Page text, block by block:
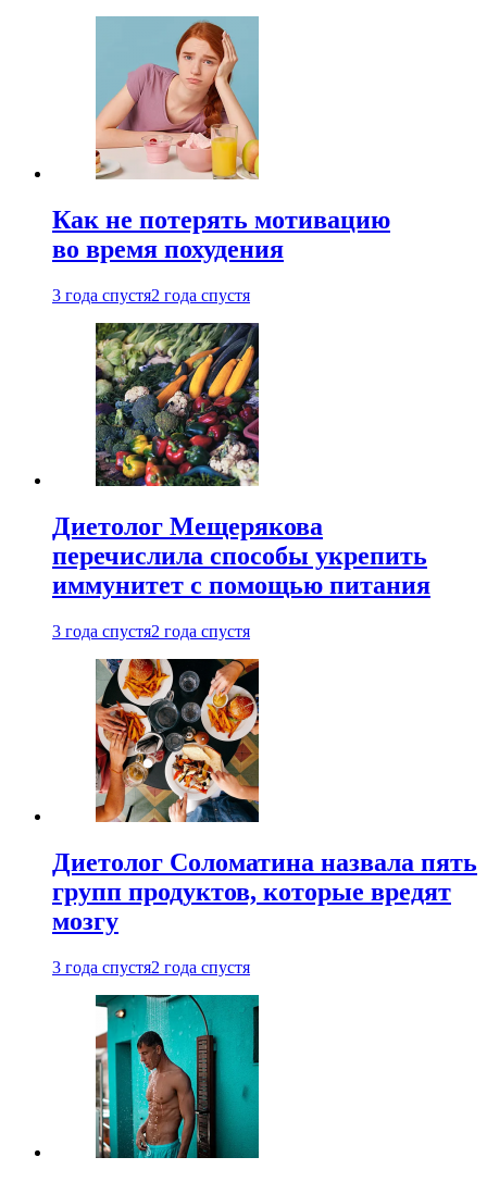
Как не потерять мотивацию
во время похудения
3 года спустя2 года спустя
Диетолог Мещерякова
перечислила способы укрепить
иммунитет с помощью питания
3 года спустя2 года спустя
Диетолог Соломатина назвала пять
групп продуктов, которые вредят
мозгу
3 года спустя2 года спустя